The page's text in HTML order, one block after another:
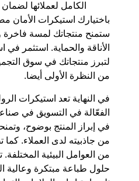
الكامل لعملائها
باختيارك استيكرات الأمان
ستمنح منتجاتك لمسة فاخرة
الأناقة والحماية. استثمر
لتبرز منتجاتك في سوق
من النظرة الأولى أيضا.
في النهاية تعد استيكرات
الفعّالة في التسويق في
في إبراز المنتج بوضوح،
من جاذبيته لدى العملاء.
من العوامل البيئية
حلول طباعة مبتكرة وعالية